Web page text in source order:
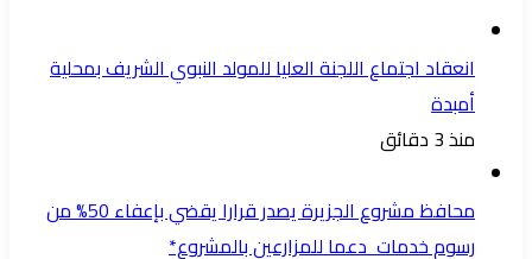
انعقاد اجتماع اللجنة العليا للمولد النبوي الشريف بمحلية
أمبدة
منذ 3 دقائق
محافظ مشروع الجزيرة يصدر قرارا يقضي بإعفاء 50% من
رسوم خدمات دعما للمزارعين بالمشروع*